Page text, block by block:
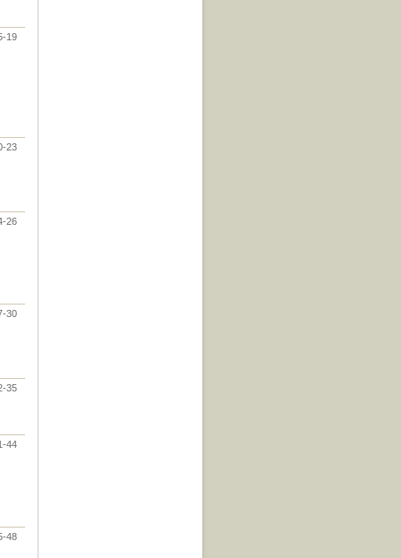
19
23
26
30
35
44
48